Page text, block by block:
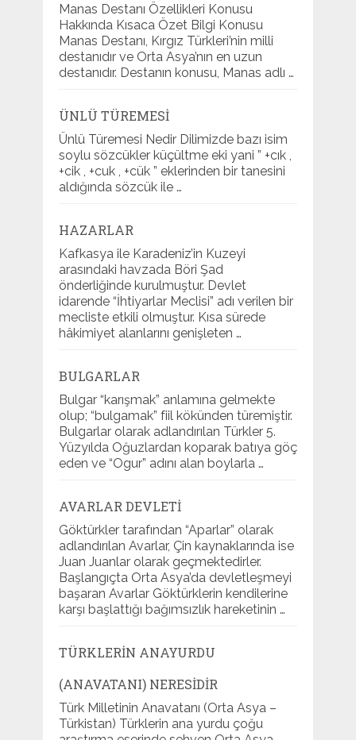
Manas Destanı Özellikleri Konusu
Hakkında Kısaca Özet Bilgi Konusu
Manas Destanı, Kırgız Türkleri’nin milli
destanıdır ve Orta Asya’nın en uzun
destanıdır. Destanın konusu, Manas adlı …
ÜNLÜ TÜREMESI
Ünlü Türemesi Nedir Dilimizde bazı isim
soylu sözcükler küçültme eki yani ” +cık ,
+cik , +cuk , +cük ” eklerinden bir tanesini
aldığında sözcük ile …
HAZARLAR
Kafkasya ile Karadeniz’in Kuzeyi
arasındaki havzada Böri Şad
önderliğinde kurulmuştur. Devlet
idarende “İhtiyarlar Meclisi” adı verilen bir
mecliste etkili olmuştur. Kısa sürede
hâkimiyet alanlarını genişleten …
BULGARLAR
Bulgar “karışmak” anlamına gelmekte
olup; “bulgamak” fiil kökünden türemiştir.
Bulgarlar olarak adlandırılan Türkler 5.
Yüzyılda Oğuzlardan koparak batıya göç
eden ve “Ogur” adını alan boylarla …
AVARLAR DEVLETI
Göktürkler tarafından “Aparlar” olarak
adlandırılan Avarlar, Çin kaynaklarında ise
Juan Juanlar olarak geçmektedirler.
Başlangıçta Orta Asya’da devletleşmeyi
başaran Avarlar Göktürklerin kendilerine
karşı başlattığı bağımsızlık hareketinin …
TÜRKLERIN ANAYURDU
(ANAVATANI) NERESIDIR
Türk Milletinin Anavatanı (Orta Asya –
Türkistan) Türklerin ana yurdu çoğu